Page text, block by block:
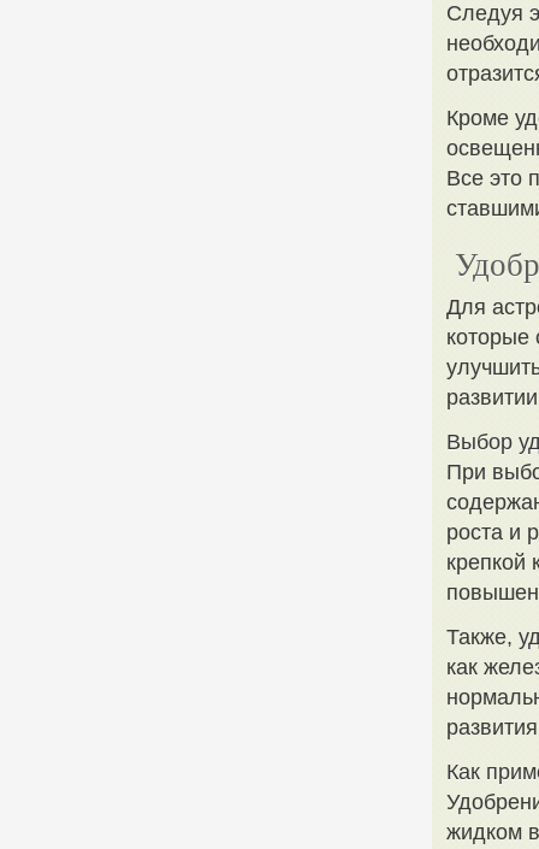
Следуя
Кроме
Все это
Для
которые
Выбор
При
роста и
крепкой
Также,
как
Как
жидком